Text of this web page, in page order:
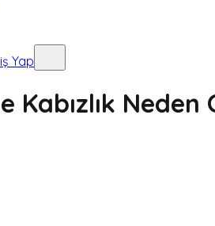
Yap
Kabızlık Neden